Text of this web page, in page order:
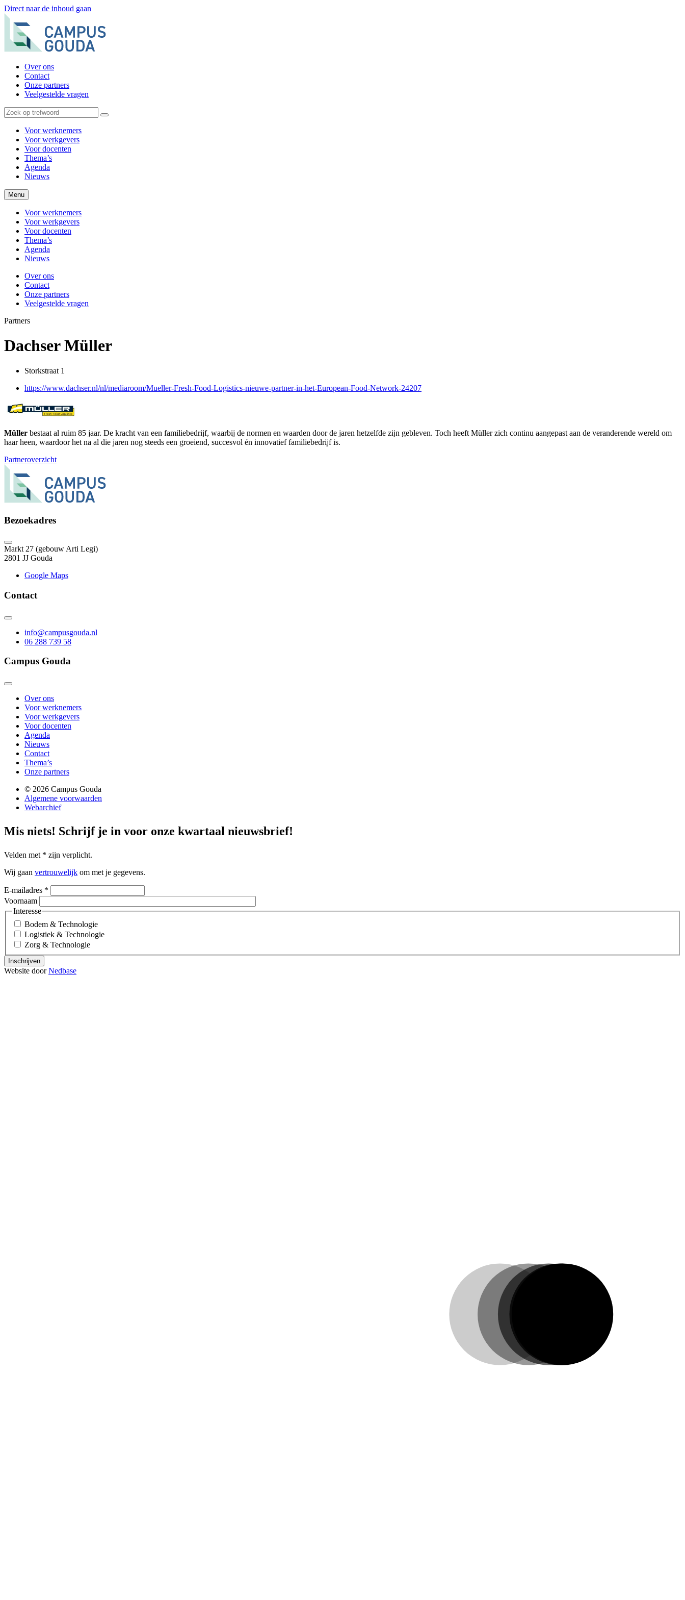
Direct naar de inhoud gaan
Over ons
Contact
Onze partners
Veelgestelde vragen
Voor werknemers
Voor werkgevers
Voor docenten
Thema’s
Agenda
Nieuws
Menu
Voor werknemers
Voor werkgevers
Voor docenten
Thema’s
Agenda
Nieuws
Over ons
Contact
Onze partners
Veelgestelde vragen
Partners
Dachser Müller
Storkstraat 1
https://www.dachser.nl/nl/mediaroom/Mueller-Fresh-Food-Logistics-nieuwe-partner-in-het-European-Food-Network-24207
Müller bestaat al ruim 85 jaar. De kracht van een familiebedrijf, waarbij de normen en waarden door de jaren hetzelfde zijn gebleven. Toch heeft Müller zich continu aangepast aan de veranderende wereld om
haar heen, waardoor het na al die jaren nog steeds een groeiend, succesvol én innovatief familiebedrijf is.
Partneroverzicht
Bezoekadres
Markt 27 (gebouw Arti Legi)
2801 JJ Gouda
Google Maps
Contact
info@campusgouda.nl
06 288 739 58
Campus Gouda
Over ons
Voor werknemers
Voor werkgevers
Voor docenten
Agenda
Nieuws
Contact
Thema’s
Onze partners
© 2026 Campus Gouda
Algemene voorwaarden
Webarchief
Mis niets! Schrijf je in voor onze kwartaal nieuwsbrief!
Velden met * zijn verplicht.
Wij gaan vertrouwelijk om met je gegevens.
E-mailadres *
Voornaam
Interesse
Bodem & Technologie
Logistiek & Technologie
Zorg & Technologie
Inschrijven
Website doorNedbase